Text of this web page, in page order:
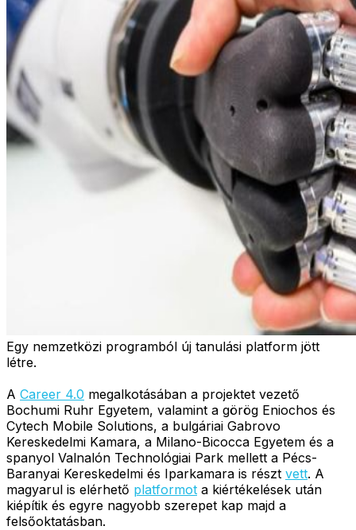
Egy nemzetközi programból új tanulási platform jött
létre.
A Career 4.0 megalkotásában a projektet vezető
Bochumi Ruhr Egyetem, valamint a görög Eniochos és
Cytech Mobile Solutions, a bulgáriai Gabrovo
Kereskedelmi Kamara, a Milano-Bicocca Egyetem és a
spanyol Valnalón Technológiai Park mellett a Pécs-
Baranyai Kereskedelmi és Iparkamara is részt vett. A
magyarul is elérhető platformot a kiértékelések után
kiépítik és egyre nagyobb szerepet kap majd a
felsőoktatásban.